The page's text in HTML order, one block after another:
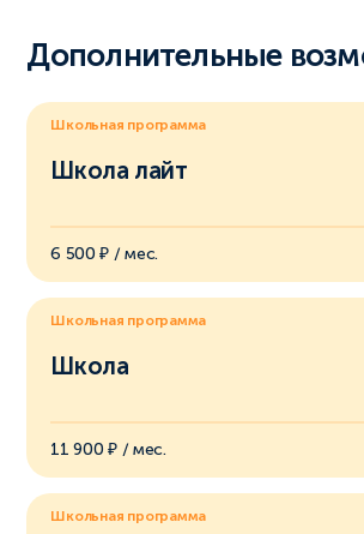
Дополнительные
Школьная программа
Школа лайт
6 500 ₽ / мес.
Школьная программа
Школа
11 900 ₽ / мес.
Школьная программа